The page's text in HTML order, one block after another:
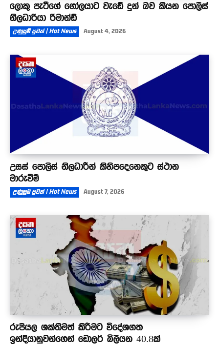
ලොකු පැටීගේ ගෝලයාට වැඩේ දුන් බව කියන පොලිස්
නිලධාරියා රිමාන්ඩ්
උණුසුම් පුවත් | Hot News August 4, 2026
උසස් පොලිස් නිලධාරීන් කිහිපදෙනෙකුට ස්ථාන
මාරුවීම්
උණුසුම් පුවත් | Hot News August 7, 2026
රුපියල ශක්තිමත් කිරීමට විදේශගත
ඉන්දියානුවන්ගෙන් ඩොලර් බිලියන 40.8ක්